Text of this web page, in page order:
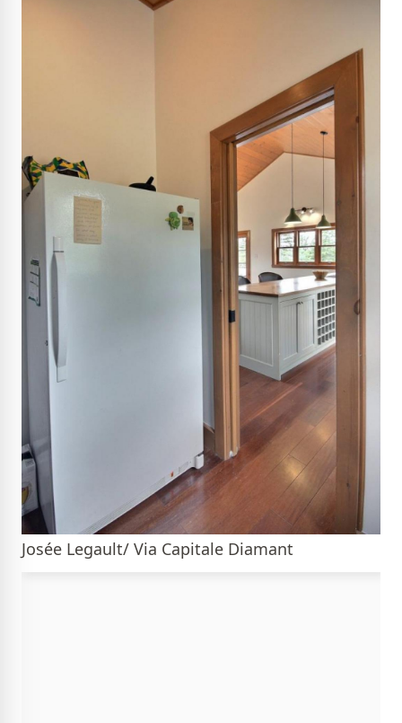
Josée Legault/ Via Capitale Diamant